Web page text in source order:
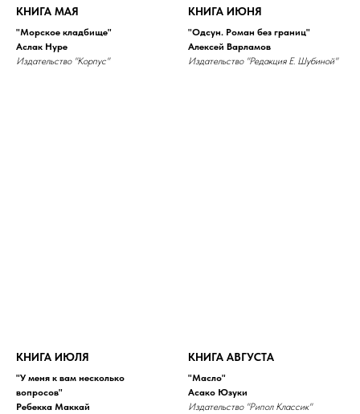
КНИГА МАЯ
"Морское кладбище"
Аслак Нуре
Издательство "Корпус"
КНИГА ИЮНЯ
"Одсун. Роман без границ"
Алексей Варламов
Издательство "Редакция Е. Шубиной"
КНИГА ИЮЛЯ
"У меня к вам несколько
вопросов"
Ребекка Маккай
КНИГА АВГУСТА
"Масло"
Асако Юзуки
Издательство "Рипол Классик"